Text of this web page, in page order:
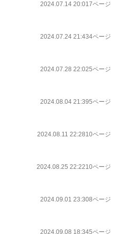
2024.07.14 20:017ページ
2024.07.24 21:434ページ
2024.07.28 22:025ページ
2024.08.04 21:395ページ
2024.08.11 22:2810ページ
2024.08.25 22:2210ページ
2024.09.01 23:308ページ
2024.09.08 18:345ページ